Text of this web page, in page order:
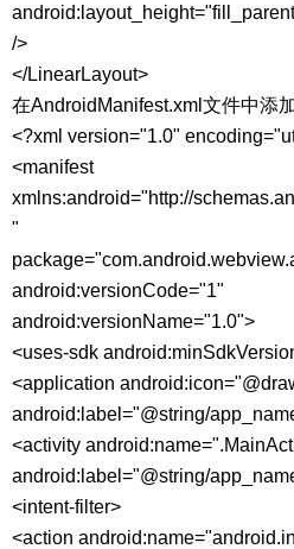
/>
</LinearLayout>
在AndroidManifest.xml文件中添
<?xml version="1.0"
<manifest
xmlns:android="http://
"
android:versionCode="1"
android:versionName="1.0">
<uses-sdk
<application
android:label="@string/
<activity
android:label="@string/
<intent-filter>
<action